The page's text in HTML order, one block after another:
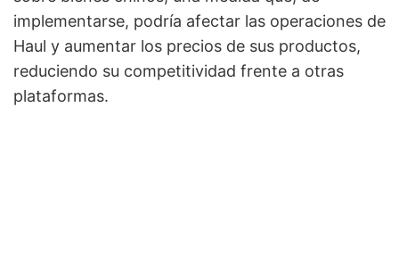
implementarse, podría afectar las operaciones de
Haul y aumentar los precios de sus productos,
reduciendo su competitividad frente a otras
plataformas.